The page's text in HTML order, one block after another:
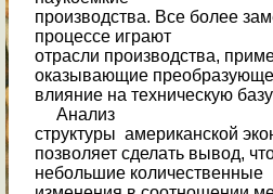
производства. Все более
процессе играют
отрасли производства,
оказывающие
влияние на техническую
Анализ
структуры американской
позволяет сделать вывод,
небольшие количественные